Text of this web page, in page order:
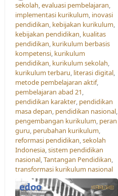
sekolah,evaluasi pembelajaran,
implementasi kurikulum, inovasi
pendidikan, kebijakan kurikulum,
kebijakan pendidikan, kualitas
pendidikan, kurikulum berbasis
kompetensi, kurikulum
pendidikan, kurikulum sekolah,
kurikulum terbaru, literasi digital,
metode pembelajaran aktif,
pembelajaran abad 21,
pendidikan karakter, pendidikan
masa depan, pendidikan nasional,
pengembangan kurikulum, peran
guru, perubahan kurikulum,
reformasi pendidikan,sekolah
Indonesia,sistem pendidikan
nasional,Tantangan Pendidikan,
transformasi kurikulum nasional